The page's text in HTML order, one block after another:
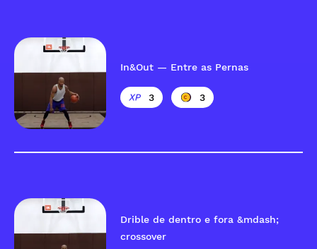
In&Out — Entre as Pernas
3 3
Drible de dentro e fora &mdash;
crossover